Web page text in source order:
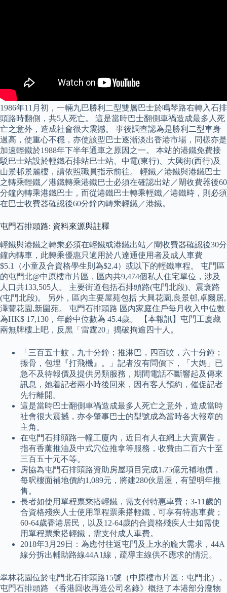
1986年11月初，一輛九巴勝利二型雙層巴士於鳴琴路右轉入石排
頭路時翻側，共5人死亡。 這是當時巴士翻側車禍造成最多人死
亡之意外，造成社會很大震撼。 事後調查認為是勝利二型車身
過高，使重心不穩，亦使該型巴士逐漸淡出香港市場，同樣亦是
加速輕鐵於1988年下半年通車之原因之一。 本站的港鐵免費接
駁巴士站設於輕鐵石排站巴士站、中電(東行)、大興街(西行)及
山景邨景麗樓，請依照職員指示前往。 輕鐵／港鐵與港鐵巴士
之轉乘輕鐵／港鐵轉乘港鐵巴士必須在確認出站／閘收費器後60
分鐘內轉乘港鐵巴士，而從港鐵巴士轉乘輕鐵／港鐵時，則必須
在巴士收費器確認後60分鐘內轉乘輕鐵／港鐵。
屯門石排頭路: 資料來源與註釋
輕鐵與港鐵之轉乘必須在輕鐵或港鐵出站／閘收費器確認後30分
鐘內轉車，此轉乘優惠只適用於八達通使用者及成人車費
$5.1（小童及合資格學生則為$2.4）或以下的輕鐵車程。 屯門區
的屯門北@中原樓市片區，區內共9,474個私人住宅單位，涉及
人口共133,505人。 主要街道包括石排頭路(屯門北段)、震寰路
(屯門北段)。 另外，區內主要屋苑包括 大興花園,良景邨,卓爾居,
澤豐花園,新圍苑。 屯門石排頭路 區內家庭住戶每月收入中位數
為HK$ 17,130，年齡中位數為 45.4歲。 【本報訊】屯門工廈藏
兩無牌樓上吧，反黑「雷霆20」搗破拘逾四十人。
「三百五十蚊，九十分鐘；推淋巴，四百蚊，六十分鐘；
揼骨，包埋『打飛機』。」記者沒有問價下，「大媽」已
急不及待報價及提供另類服務，期間電話不斷響起及傳來
訊息，她着記者兩小時後回來，因有客人預約，催促記者
先行離開。
這是當時巴士翻側車禍造成最多人死亡之意外，造成當時
社會很大震撼，亦令肇事巴士的型號成為當時各大報章的
主角。
在屯門石排頭路一幢工廈內，近日有人在網上大賣廣告，
指有香薰推油及中式穴位推拿等服務，收費由二百六十至
三百五十元不等。
房協為屯門石排頭路資助房屋項目完成1.75億元補地價，
每呎樓面補地價約1,089元，將建280伙居屋，有望明年推
售。
長者如使用單程票乘搭輕鐵，需支付特惠車費；3-11歲的
合資格殘疾人士使用單程票乘搭輕鐵，可享有特惠車費；
60-64歲香港居民，以及12-64歲的合資格殘疾人士如需使
用單程票乘搭輕鐵，需支付成人車費。
2018年3月29日：為應付往返屯門及上水的龐大需求，44A
線分拆出輔助路線44A1線，疏導主線供不應求的情況。
翠林花園位於屯門北石排頭路15號（中原樓市片區：屯門北）。
屯門石排頭路 《香港回收再造公司名錄》概括了本港部分廢物